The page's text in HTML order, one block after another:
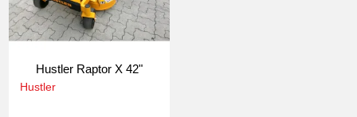
Hustler Raptor X 42"
Hustler